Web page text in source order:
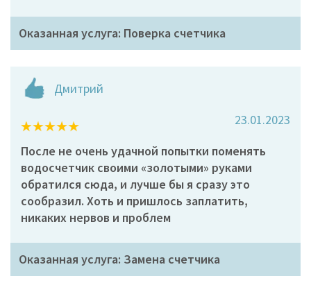
Оказанная услуга: Поверка счетчика
Дмитрий
23.01.2023
После не очень удачной попытки поменять
водосчетчик своими «золотыми» руками
обратился сюда, и лучше бы я сразу это
сообразил. Хоть и пришлось заплатить,
никаких нервов и проблем
Оказанная услуга: Замена счетчика